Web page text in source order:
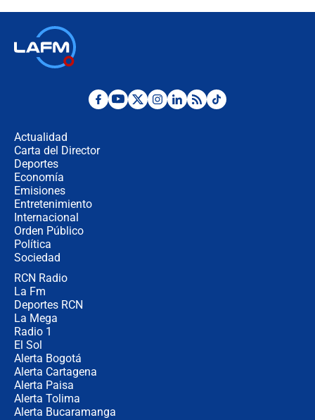
¿Por qué De la Espriella gobernará
Actualidad
Carta del Director
Deportes
Economía
Emisiones
Entretenimiento
Internacional
Orden Público
Política
Sociedad
RCN Radio
La Fm
Deportes RCN
La Mega
Radio 1
El Sol
Alerta Bogotá
Alerta Cartagena
Alerta Paisa
Alerta Tolima
Alerta Bucaramanga